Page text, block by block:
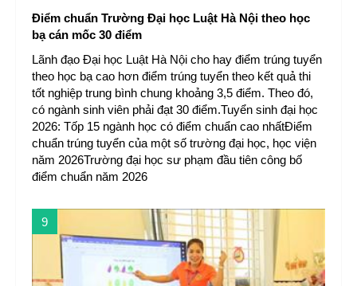
Điểm chuẩn Trường Đại học Luật Hà Nội theo học
bạ cán mốc 30 điểm
Lãnh đạo Đại học Luật Hà Nội cho hay điểm trúng tuyển
theo học bạ cao hơn điểm trúng tuyển theo kết quả thi
tốt nghiệp trung bình chung khoảng 3,5 điểm. Theo đó,
có ngành sinh viên phải đạt 30 điểm.Tuyển sinh đại học
2026: Tốp 15 ngành học có điểm chuẩn cao nhấtĐiểm
chuẩn trúng tuyển của một số trường đại học, học viện
năm 2026Trường đại học sư phạm đầu tiên công bố
điểm chuẩn năm 2026
9